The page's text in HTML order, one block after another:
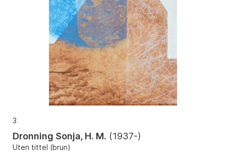
3
Dronning Sonja, H. M. (1937-)
Uten tittel (brun)